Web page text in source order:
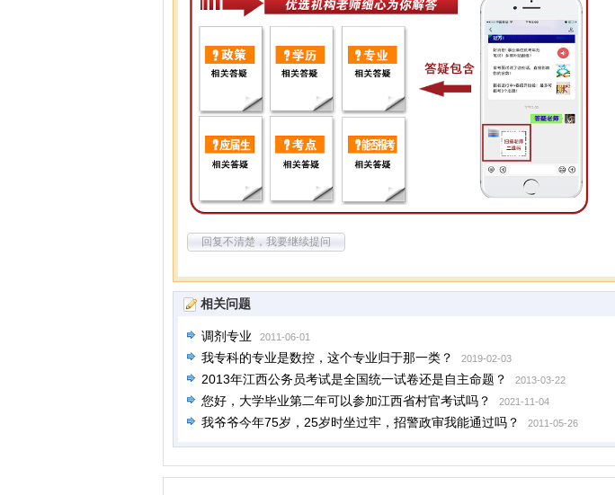
回复不清楚，我要继续提问
相关问题
调剂专业 2011-06-01
我专科的专业是数控，这个专业归于那一类？ 2019-02-03
2013年江西公务员考试是全国统一试卷还是自主命题？ 2013-03-22
您好，大学毕业第二年可以参加江西省村官考试吗？ 2021-11-04
我爷爷今年75岁，25岁时坐过牢，招警政审我能通过吗？ 2011-05-26